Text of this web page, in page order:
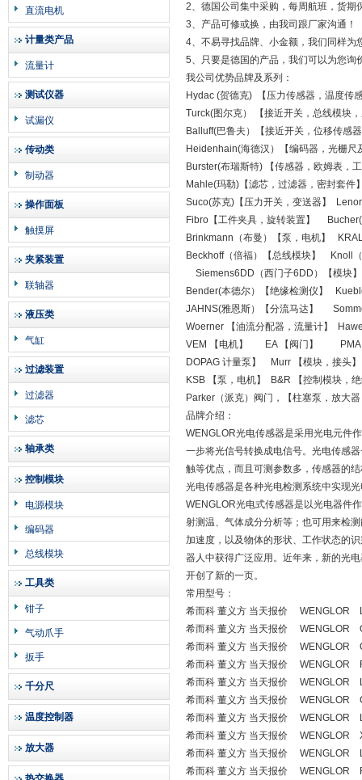
直流电机
计量类产品
流量计
测试仪器
试漏仪
传动类
制动器
操作面板
触摸屏
夹紧装置
联轴器
液压类
气缸
过滤装置
过滤器
滤芯
轴承类
控制模块
电源模块
编码器
总线模块
工具类
钳子
气动爪手
扳手
千分尺
温度控制器
放大器
2、德国公司集中采购，每周航班，货期
3、产品可修或换，由我司跟厂家沟通！
4、不易寻找品牌、小金额，我们同样为
5、只要是德国的产品，我们可以为您询
我公司优势品牌及系列：
Hydac (贺德克) 【压力传感器，温度传
Turck(图尔克） 【接近开关，总线模块
Balluff(巴鲁夫）【接近开关，位移传感
Heidenhain(海德汉）【编码器，光栅尺
Burster(布瑞斯特) 【传感器，欧姆表，
Mahle(玛勒)【滤芯，过滤器，密封套件
Suco(苏克)【压力开关，变送器】
Fibro【工件夹具，旋转装置】
Brinkmann（布曼）【泵，电机】
Beckhoff（倍福）【总线模块】 Knoll
Siemens6DD（西门子6DD）【模块
Bender(本德尔）【绝缘检测仪】
JAHNS(雅恩斯）【分流马达】
Woerner 【油流分配器，流量计】
VEM 【电机】 EA 【阀门】 PMA
DOPAG 计量泵】 Murr 【模块，接头
KSB 【泵，电机】 B&R 【控制模块，
Parker（派克）阀门，【柱塞泵，放大
品牌介绍：
WENGLOR光电传感器是采用光电元件
一步将光信号转换成电信号。光电传感
触等优点，而且可测参数多，传感器的
光电传感器是各种光电检测系统中实现
WENGLOR光电式传感器是以光电器件
射测温、气体成分分析等；也可用来检
加速度，以及物体的形状、工作状态的
器人中获得广泛应用。近年来，新的光
开创了新的一页。
常用型号：
希而科 董义方 当天报价 WENGLOR
希而科 董义方 当天报价 WENGLOR
希而科 董义方 当天报价 WENGLOR
希而科 董义方 当天报价 WENGLOR
希而科 董义方 当天报价 WENGLOR
希而科 董义方 当天报价 WENGLOR
希而科 董义方 当天报价 WENGLOR
希而科 董义方 当天报价 WENGLOR
希而科 董义方 当天报价 WENGLOR
希而科 董义方 当天报价 WENGLOR